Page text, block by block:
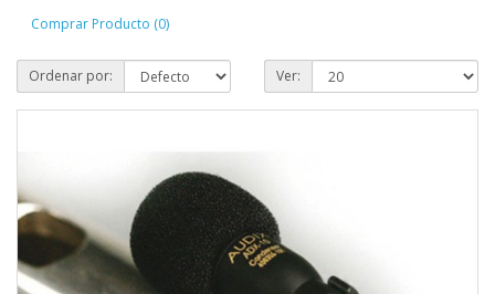
Comprar Producto (0)
Ordenar por: Ver: